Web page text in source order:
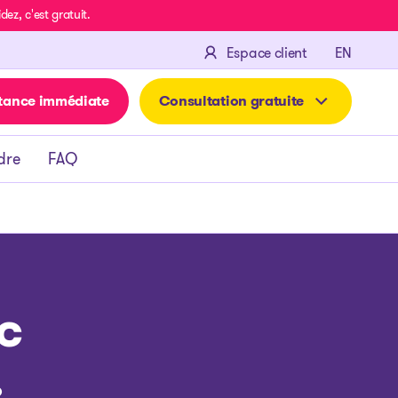
c'est gratuit.
Espace client EN
immédiate Consultation gratuite
FAQ